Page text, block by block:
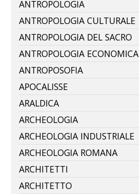
ANTROPOLOGIA
ANTROPOLOGIA CULTURALE
ANTROPOLOGIA DEL SACRO
ANTROPOLOGIA ECONOMICA
ANTROPOSOFIA
APOCALISSE
ARALDICA
ARCHEOLOGIA
ARCHEOLOGIA INDUSTRIALE
ARCHEOLOGIA ROMANA
ARCHITETTI
ARCHITETTO